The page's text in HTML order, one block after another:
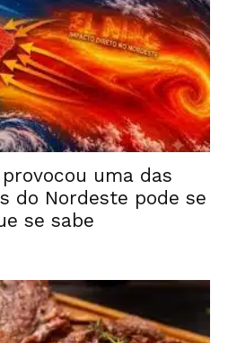
uma das
do Nordeste pode se
se sabe